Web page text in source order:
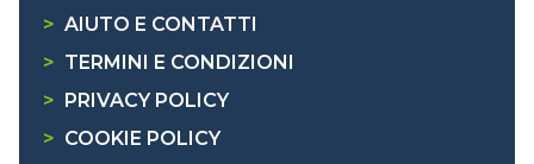
> AIUTO E CONTATTI
> TERMINI E CONDIZIONI
>
PRIVACY POLICY
> COOKIE POLICY